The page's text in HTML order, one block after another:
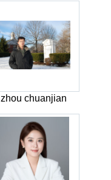
zhou chuanjian